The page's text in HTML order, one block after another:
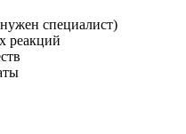
специалист)
реакций